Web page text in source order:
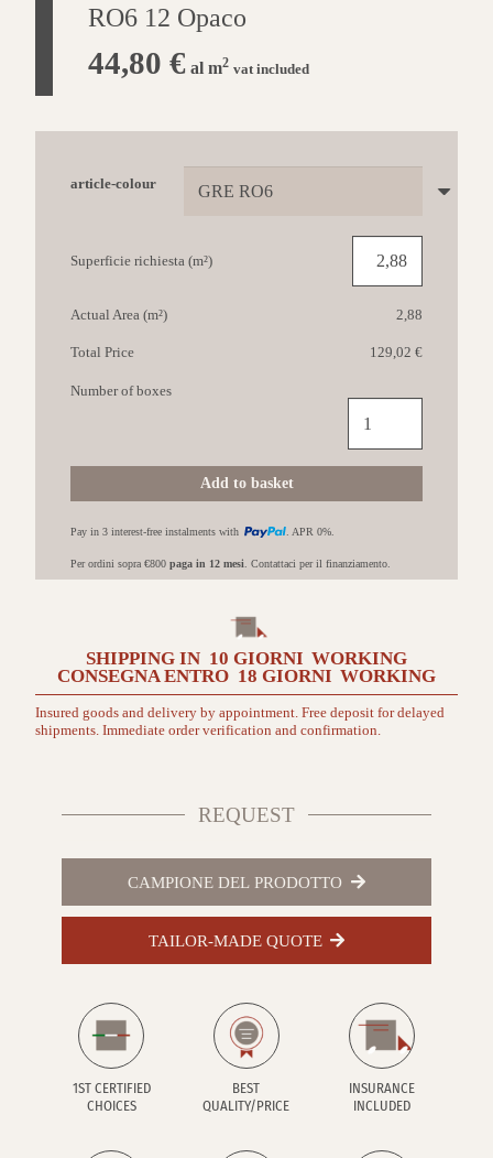
RO6 12 Opaco
44,80 € al m2 vat included
article-colour
Superficie richiesta (m²)
Actual Area (m²) 2,88
Total Price 129,02 €
The
room
Opaco
quantità
Add to basket
Number of boxes
Pay in 3 interest-free instalments with . APR 0%.
Per ordini sopra €800 paga in 12 mesi. Contattaci per il finanziamento.
SHIPPING IN 10 GIORNI WORKING
CONSEGNA ENTRO 18 GIORNI WORKING
Insured goods and delivery by appointment. Free deposit for delayed
shipments. Immediate order verification and confirmation.
REQUEST
CAMPIONE DEL PRODOTTO
TAILOR-MADE QUOTE
1ST CERTIFIED
CHOICES
BEST
QUALITY/PRICE
INSURANCE
INCLUDED